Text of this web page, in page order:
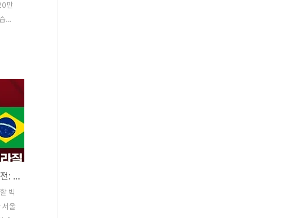
만
니
를
습
라
타
활
다!
디
쳐
2025 남자축구 국가대표 평가전: 한국 vs 브라질 – 중계 경기일정 시간
빅
서울